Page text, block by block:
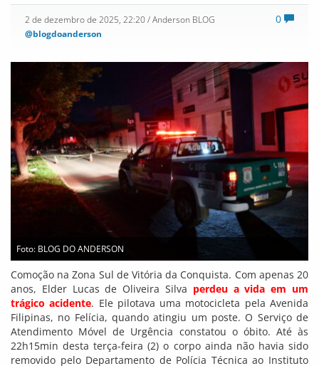
0
2 de dezembro de 2025, 22:20/ Anderson BLOG
@blogdoanderson
Foto: BLOG DO ANDERSON
Comoção na Zona Sul de Vitória da Conquista. Com apenas 20
anos, Elder Lucas de Oliveira Silva perdeu a vida em um
trágico acidente. Ele pilotava uma motocicleta pela Avenida
Filipinas, no Felícia, quando atingiu um poste. O Serviço de
Atendimento Móvel de Urgência constatou o óbito. Até às
22h15min desta terça-feira (2) o corpo ainda não havia sido
removido pelo Departamento de Polícia Técnica ao Instituto